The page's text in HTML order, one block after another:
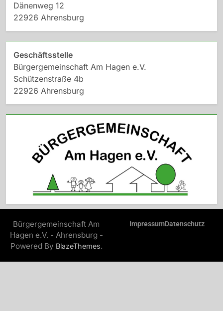
Dänenweg 12
22926 Ahrensburg
Geschäftsstelle
Bürgergemeinschaft Am Hagen e.V.
Schützenstraße 4b
22926 Ahrensburg
Bürgergemeinschaft Am
Hagen e.V. - Ahrensburg -
Powered By BlazeThemes.
ImpressumDatenschutz